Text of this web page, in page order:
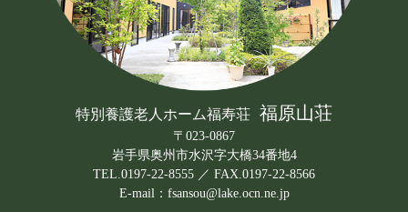
特別養護老人ホーム福寿荘 福原山荘
〒023-0867
岩手県奥州市水沢字大橋34番地4
TEL.0197-22-8555 ／ FAX.0197-22-8566
E-mail：fsansou@lake.ocn.ne.jp